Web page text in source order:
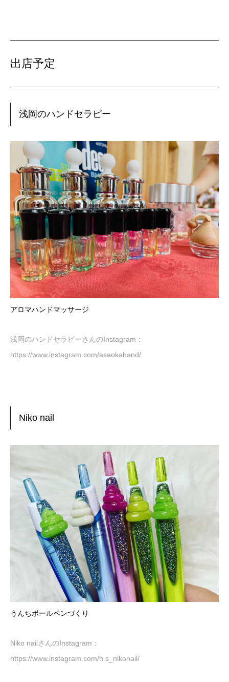
出店予定
浅岡のハンドセラピー
アロマハンドマッサージ
浅岡のハンドセラピーさんのInstagram：
https://www.instagram.com/asaokahand/
Niko nail
うんちボールペンづくり
Niko nailさんのInstagram：
https://www.instagram.com/h.s_nikonail/